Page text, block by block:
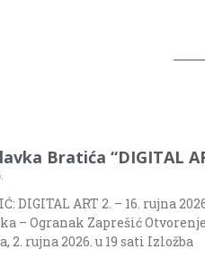
Bratića “DIGITAL
DIGITAL ART 2. – 16. rujna
– Ogranak Zaprešić Otvorenje
2. rujna 2026. u 19 sati Izložba